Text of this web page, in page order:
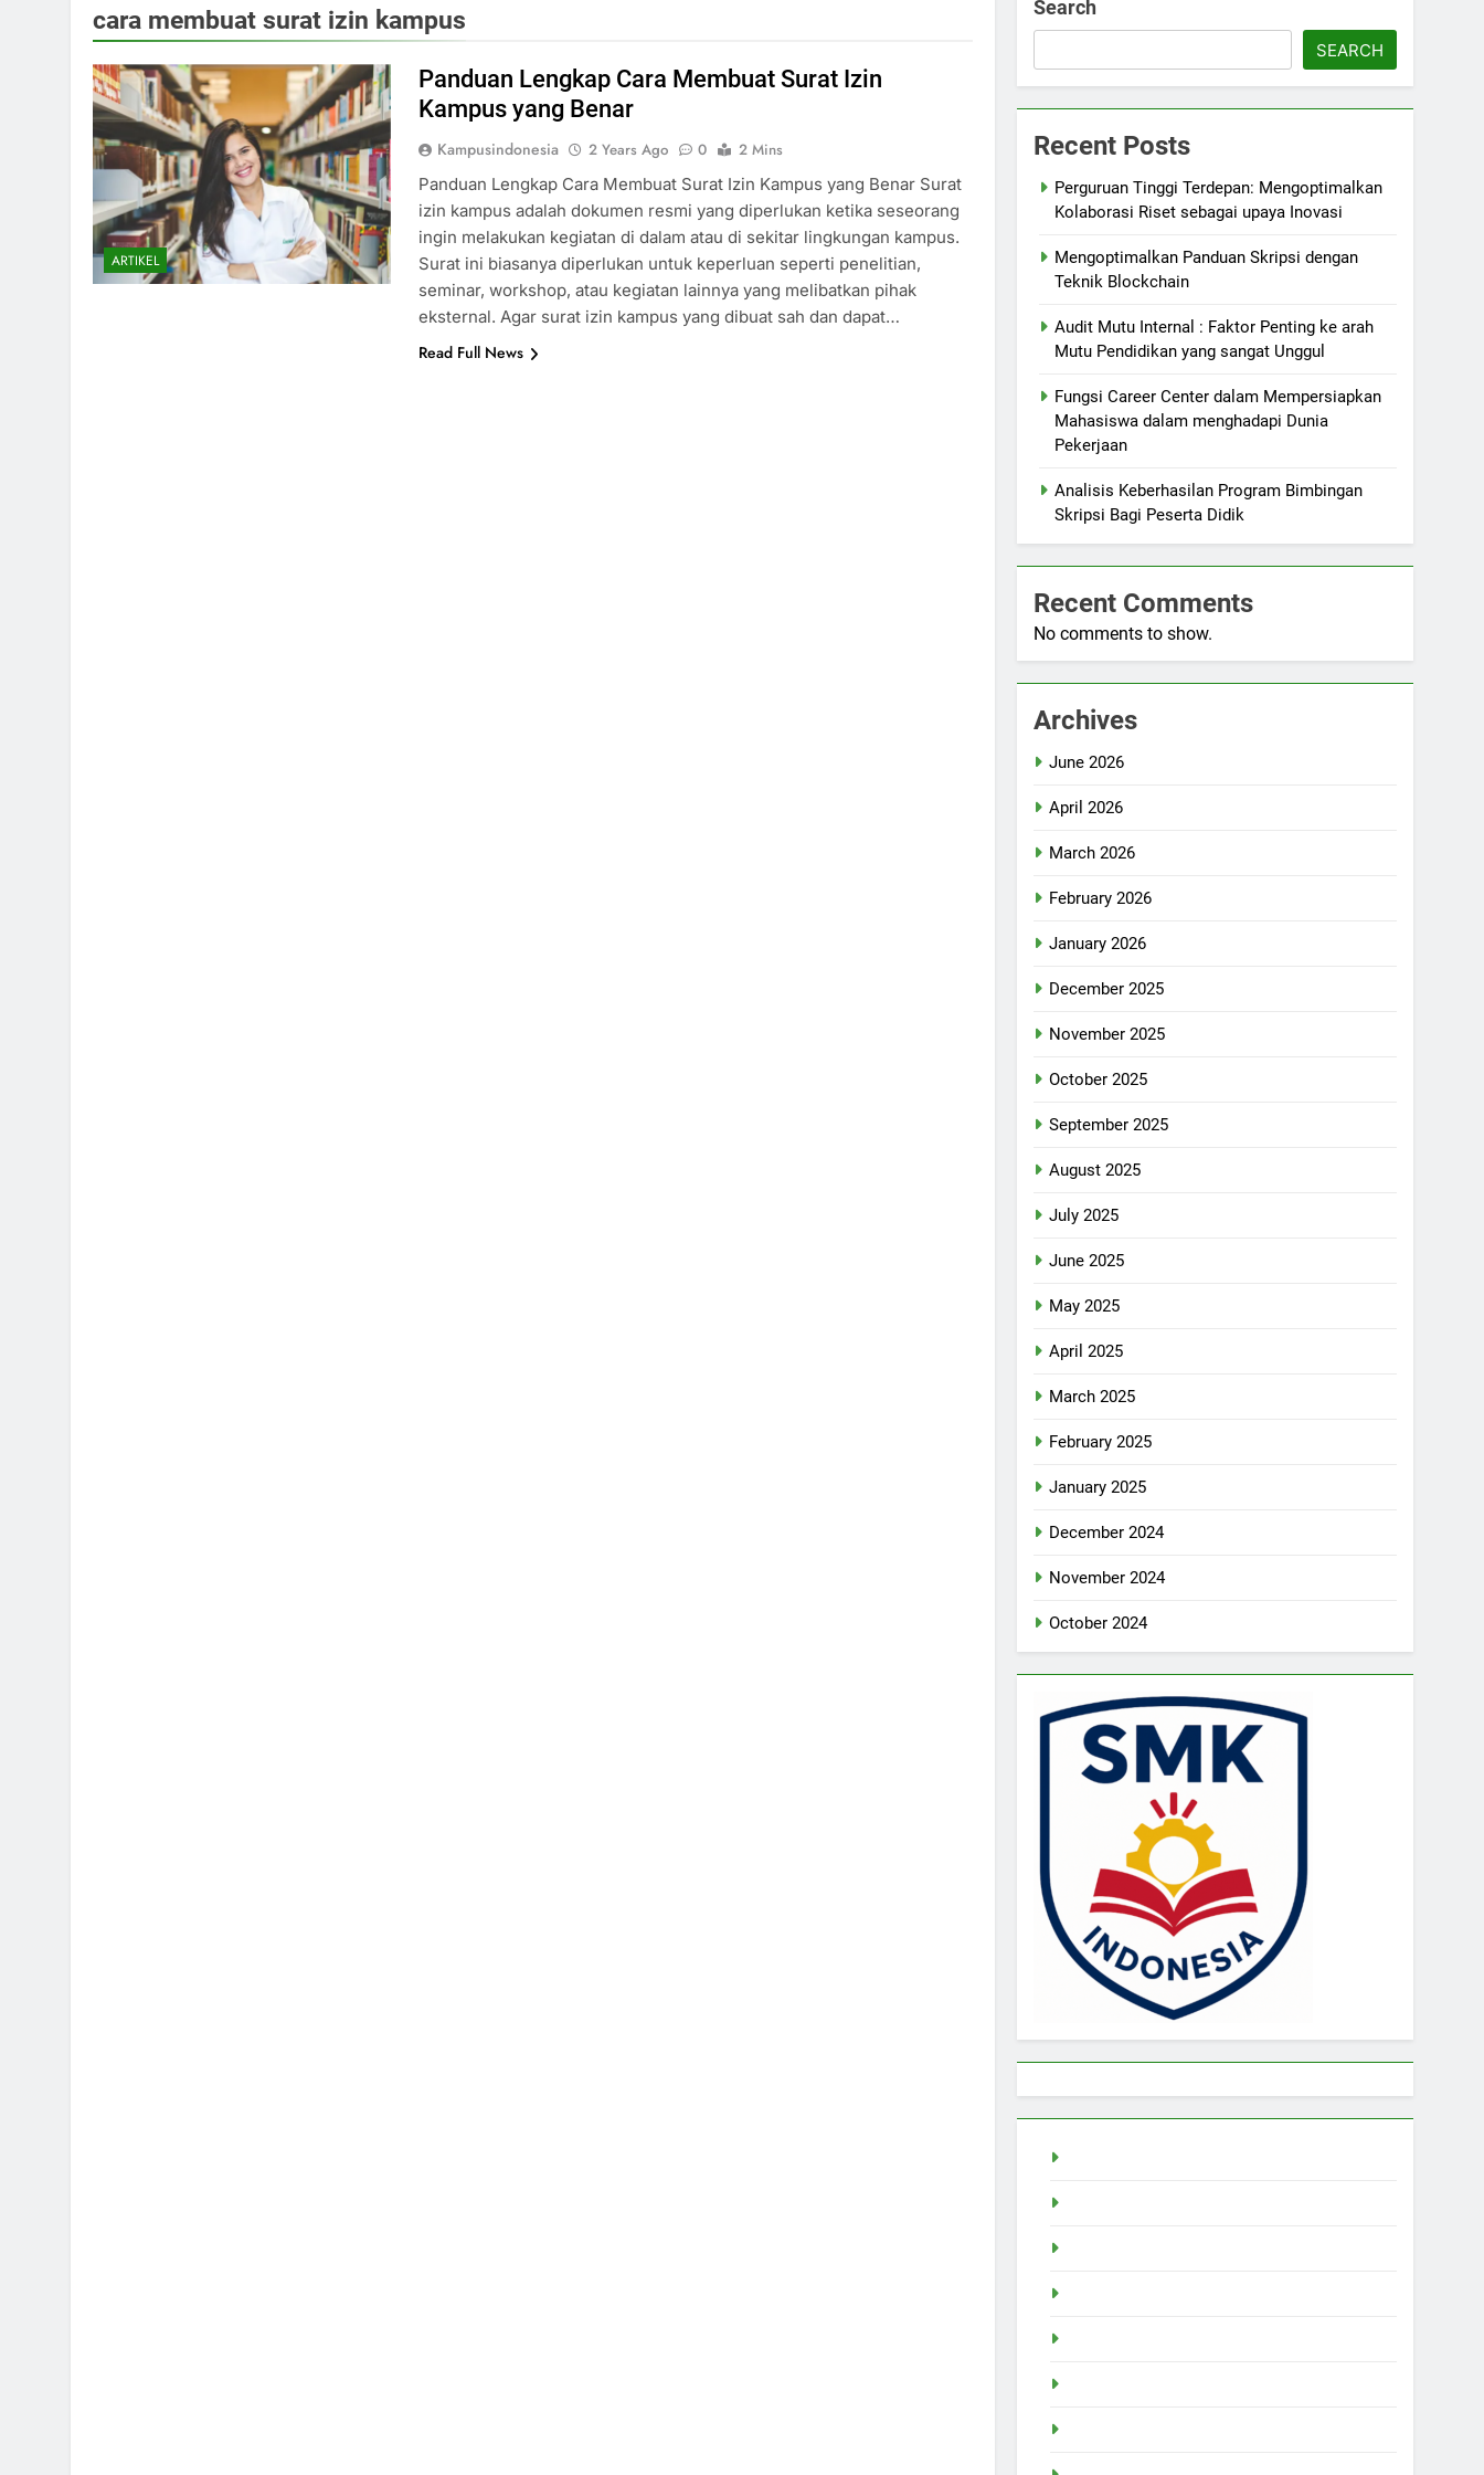
cara membuat surat izin kampus
ARTIKEL
Panduan Lengkap Cara Membuat Surat Izin
Kampus yang Benar
Kampusindonesia 2 Years Ago 0
2 Mins
Panduan Lengkap Cara Membuat Surat Izin Kampus yang Benar Surat
izin kampus adalah dokumen resmi yang diperlukan ketika seseorang
ingin melakukan kegiatan di dalam atau di sekitar lingkungan kampus.
Surat ini biasanya diperlukan untuk keperluan seperti penelitian,
seminar, workshop, atau kegiatan lainnya yang melibatkan pihak
eksternal. Agar surat izin kampus yang dibuat sah dan dapat…
Read Full News
Search
SEARCH
Recent Posts
Perguruan Tinggi Terdepan: Mengoptimalkan
Kolaborasi Riset sebagai upaya Inovasi
Mengoptimalkan Panduan Skripsi dengan
Teknik Blockchain
Audit Mutu Internal : Faktor Penting ke arah
Mutu Pendidikan yang sangat Unggul
Fungsi Career Center dalam Mempersiapkan
Mahasiswa dalam menghadapi Dunia
Pekerjaan
Analisis Keberhasilan Program Bimbingan
Skripsi Bagi Peserta Didik
Recent Comments
No comments to show.
Archives
June 2026
April 2026
March 2026
February 2026
January 2026
December 2025
November 2025
October 2025
September 2025
August 2025
July 2025
June 2025
May 2025
April 2025
March 2025
February 2025
January 2025
December 2024
November 2024
October 2024